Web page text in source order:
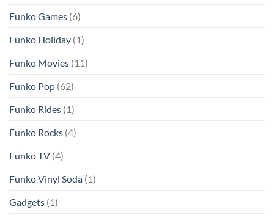
Funko Games (6)
Funko Holiday (1)
Funko Movies (11)
Funko Pop (62)
Funko Rides (1)
Funko Rocks (4)
Funko TV (4)
Funko Vinyl Soda (1)
Gadgets (1)